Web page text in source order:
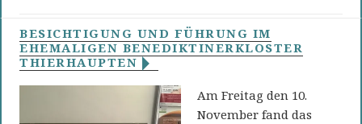
BESICHTIGUNG UND FÜHRUNG IM
EHEMALIGEN BENEDIKTINERKLOSTER
THIERHAUPTEN
Am Freitag den 10.
November fand das